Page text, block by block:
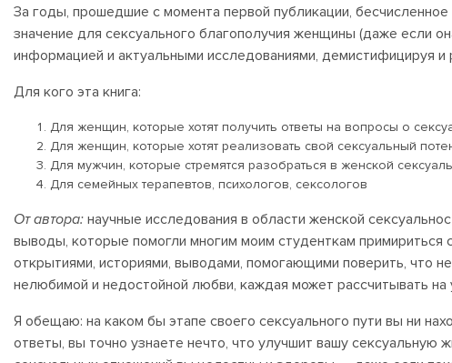
За годы, прошедшие с момента первой публикации,
значение для сексуального благополучия женщины (даже если
информацией и актуальными исследованиями, демистифицируя
Для кого эта книга:
Для женщин, которые хотят получить ответы на вопросы о
Для женщин, которые хотят реализовать свой сексуальный
Для мужчин, которые стремятся разобраться в женской
Для семейных терапевтов, психологов, сексологов
От автора: научные исследования в области женской
выводы, которые помогли многим моим студенткам примириться
открытиями, историями, выводами, помогающими поверить, что
нелюбимой и недостойной любви, каждая может рассчитывать
Я обещаю: на каком бы этапе своего сексуального пути вы ни
ответы, вы точно узнаете нечто, что улучшит вашу сексуальную